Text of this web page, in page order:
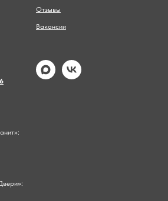
Отзывы
Вакансии